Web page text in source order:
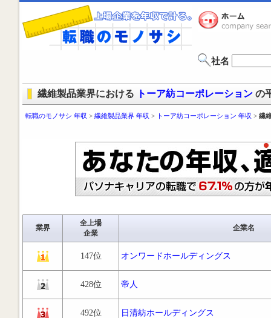
社名
繊維製品業界における トーア紡コーポレーション の
転職のモノサシ 年収 > 繊維製品業界 年収 > トーア紡コーポレーション 年収 > 繊
業界
全上場
企業
企業名
147位 オンワードホールディングス
428位 帝人
492位 日清紡ホールディングス